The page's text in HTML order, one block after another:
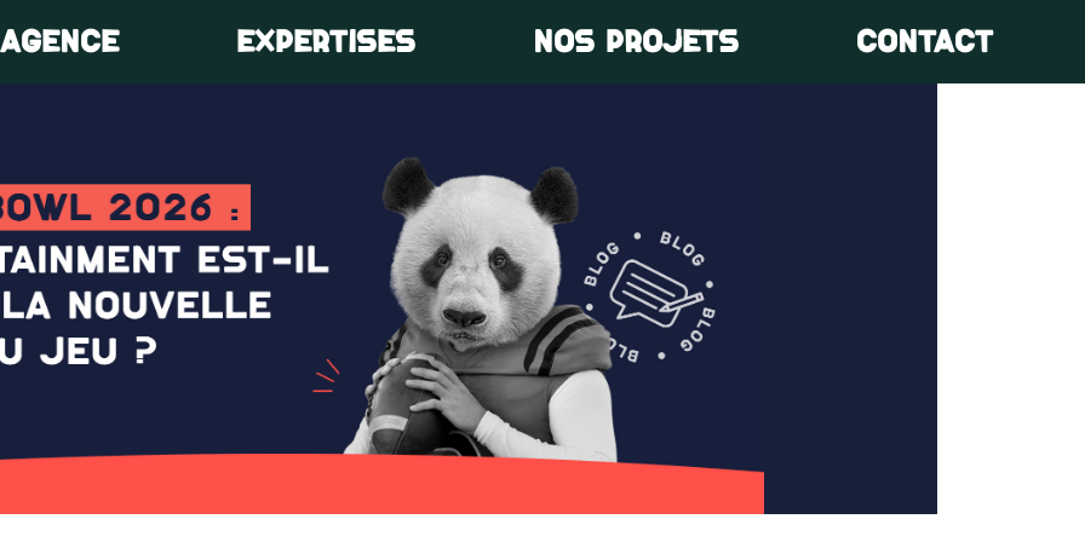
EXPERTISES NOS PROJETS CONTACT